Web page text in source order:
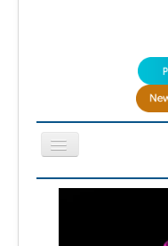
Cambiar
navegación
EBspain